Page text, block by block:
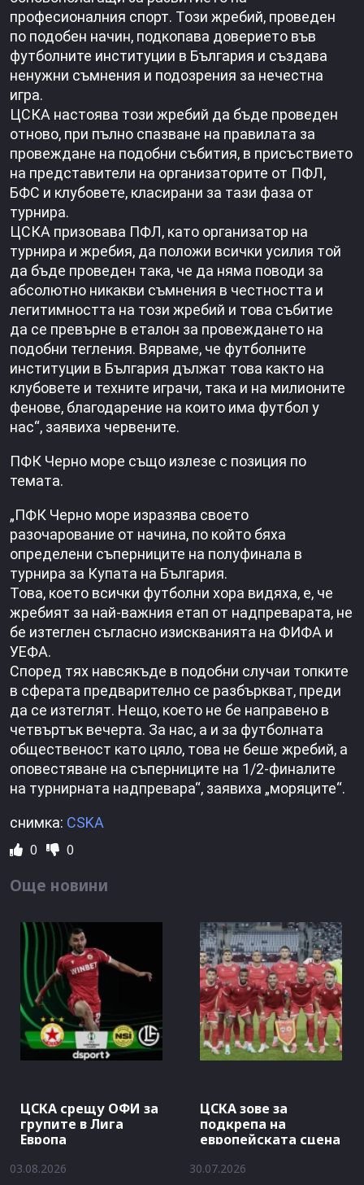
професионалния спорт. Този жребий, проведен
по подобен начин, подкопава доверието във
футболните институции в България и създава
ненужни съмнения и подозрения за нечестна
игра.
ЦСКА настоява този жребий да бъде проведен
отново, при пълно спазване на правилата за
провеждане на подобни събития, в присъствието
на представители на организаторите от ПФЛ,
БФС и клубовете, класирани за тази фаза от
турнира.
ЦСКА призовава ПФЛ, като организатор на
турнира и жребия, да положи всички усилия той
да бъде проведен така, че да няма поводи за
абсолютно никакви съмнения в честността и
легитимността на този жребий и това събитие
да се превърне в еталон за провеждането на
подобни тегления. Вярваме, че футболните
институции в България дължат това както на
клубовете и техните играчи, така и на милионите
фенове, благодарение на които има футбол у
нас“, заявиха червените.
ПФК Черно море също излезе с позиция по
темата.
„ПФК Черно море изразява своето
разочарование от начина, по който бяха
определени съперниците на полуфинала в
турнира за Купата на България.
Това, което всички футболни хора видяха, е, че
жребият за най-важния етап от надпреварата, не
бе изтеглен съгласно изискванията на ФИФА и
УЕФА.
Според тях навсякъде в подобни случаи топките
в сферата предварително се разбъркват, преди
да се изтеглят. Нещо, което не бе направено в
четвъртък вечерта. За нас, а и за футболната
общественост като цяло, това не беше жребий, а
оповестяване на съперниците на 1/2-финалите
на турнирната надпревара“, заявиха „моряците“.
снимка: CSKA
0 0
Още новини
ЦСКА срещу ОФИ за
групите в Лига
Европа
03.08.2026
ЦСКА зове за
подкрепа на
европейската сцена
30.07.2026